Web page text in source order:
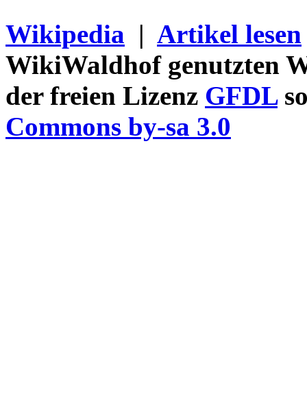
Wikipedia | Artikel lesen
WikiWaldhof genutzten
der freien Lizenz GFDL
Commons by-sa 3.0